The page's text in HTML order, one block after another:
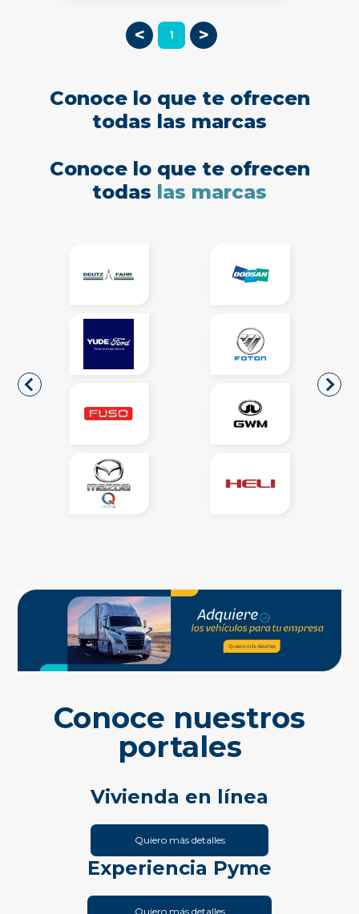
< 1 >
Conoce lo que te ofrecen
todas las marcas
Conoce lo que te ofrecen
todas las marcas
Conoce nuestros
portales
Vivienda en línea
Quiero más detalles
Experiencia Pyme
Quiero más detalles